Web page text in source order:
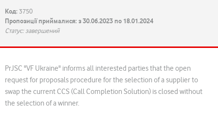
Код:3750
Пропозиції приймалися: з 30.06.2023 по 18.01.2024
Статус: завершений
PrJSC "VF Ukraine" informs all interested parties that the open
request for proposals procedure for the selection of a supplier to
swap the current CCS (Call Completion Solution) is closed without
the selection of a winner.